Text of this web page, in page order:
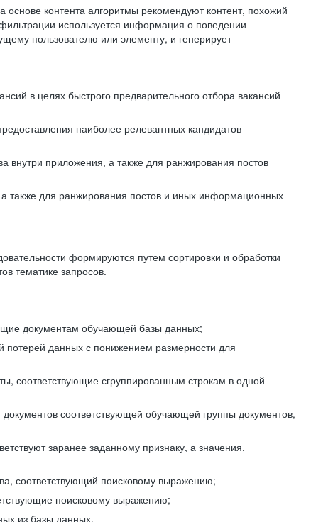
контента алгоритмы рекомендуют контент, похожий
используется информация о поведении
пользователю или элементу, и генерирует
в целях быстрого предварительного отбора вакансий
наиболее релевантных кандидатов
внутри приложения, а также для ранжирования постов
также для ранжирования постов и иных информационных
формируются путем сортировки и обработки
тематике запросов.
документам обучающей базы данных;
потерей данных с понижением размерности для
соответствующие сгруппированным строкам в одной
соответствующей обучающей группы документов,
заранее заданному признаку, а значения,
соответствующий поисковому выражению;
поисковому выражению;
из базы данных.